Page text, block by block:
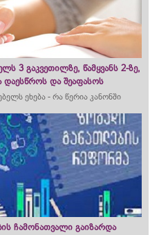
3 გაკვეთილზე, წამყვანს 2-ზე,
დაესწროს და შეაფასოს
ეხება - რა წერია კანონში
ჩამონათვალი გაიზარდა